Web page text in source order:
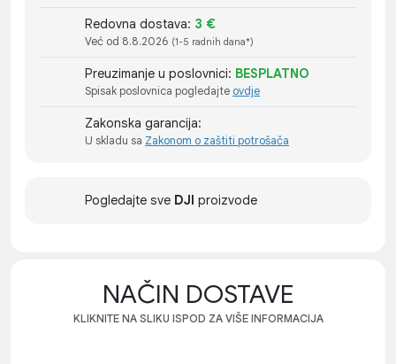
Redovna dostava: 3 €
Već od 8.8.2026 (1-5 radnih dana*)
Preuzimanje u poslovnici: BESPLATNO
Spisak poslovnica pogledajte ovdje
Zakonska garancija:
U skladu sa Zakonom o zaštiti potrošača
Pogledajte sve DJI proizvode
NAČIN DOSTAVE
KLIKNITE NA SLIKU ISPOD ZA VIŠE INFORMACIJA